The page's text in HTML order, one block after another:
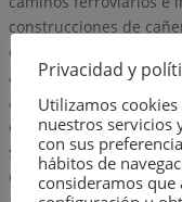
construcciones de
edificios.-
armado.-Estabilidad de
armado.-El cemento
cemento armado en
sus diversas
de resistencia. Tajeas y
Privacidad y
Utilizamos
nuestros servicios
con sus
hábitos de
consideramos que